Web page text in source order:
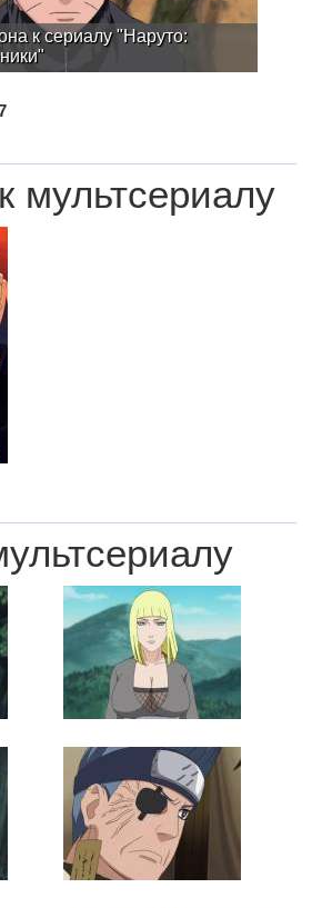
к сериалу "Наруто:
мультсериалу